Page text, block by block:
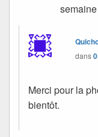
dans
Merci pour la
bientôt.